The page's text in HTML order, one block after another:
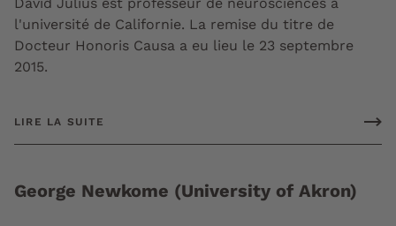
l'université de Californie. La remise du titre de
Docteur Honoris Causa a eu lieu le 23 septembre
2015.
LIRE LA SUITE
George Newkome (University of Akron)